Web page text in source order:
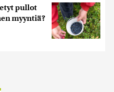
palvelujaan. Tietoja
pullot
myyntiä?